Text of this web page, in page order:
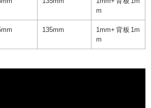
m
135mm
1mm+背板1m
m